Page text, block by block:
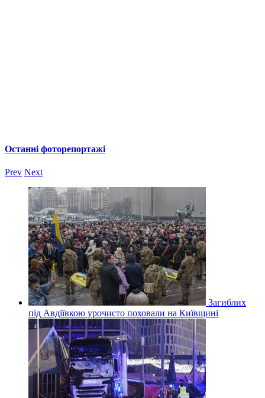
Останні фоторепортажі
Prev Next
Загиблих
під Авдіївкою урочисто поховали на Київщині